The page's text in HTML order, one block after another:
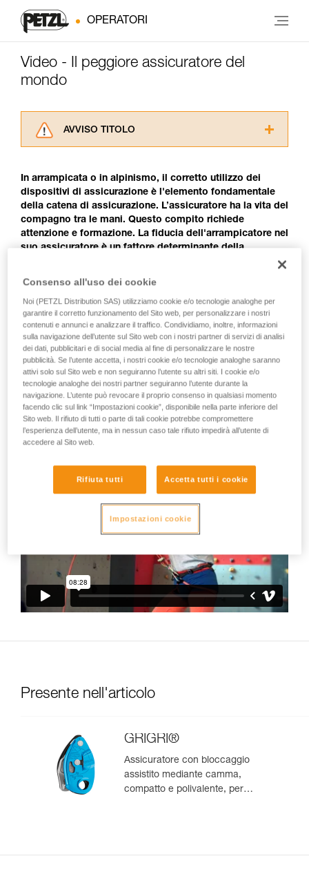
OPERATORI
Video - Il peggiore assicuratore del
mondo
AVVISO TITOLO
consultarlo. Dovete aver compreso le
informazioni dell’istruzione tecnica per poter
capire queste ulteriori informazioni.
La padronanza di queste tecniche richiede una
formazione ed un addestramento specifico.
sicurezza, prima di riprodurla autonomamente.
attività. Ne possono esistere altre che non
vengono qui descritte.
In arrampicata o in alpinismo, il corretto utilizzo dei
dispositivi di assicurazione è l'elemento fondamentale
della catena di assicurazione. L’assicuratore ha la vita del
compagno tra le mani. Questo compito richiede
attenzione e formazione. La fiducia dell'arrampicatore nel
suo assicuratore è un fattore determinante della
Il peggiore assicuratore del mondo
A comportamenti come questi possono essere esposti tutti
gli arrampicatori. Anche quando non sono così esagerati.
E se possiamo riderne, possiamo anche chiederci:
- A volte anch'io sono negato come lui?
- Se fossi io all'estremità della corda, ci sarebbe da ridere?
Presente nell'articolo
GRIGRI®
Assicuratore con bloccaggio
assistito mediante camma,
compatto e polivalente, per
Consenso all'uso dei cookie
Noi (PETZL Distribution SAS) utilizziamo cookie e/o tecnologie analoghe per
garantire il corretto funzionamento del Sito web, per personalizzare i nostri
contenuti e annunci e analizzare il traffico. Condividiamo, inoltre, informazioni
sulla navigazione dell’utente sul Sito web con i nostri partner di servizi di analisi
dei dati, pubblicitari e di social media al fine di personalizzare le nostre
pubblicità. Se l’utente accetta, i nostri cookie e/o tecnologie analoghe saranno
attivi solo sul Sito web e non seguiranno l’utente su altri siti. I cookie e/o
tecnologie analoghe dei nostri partner seguiranno l’utente durante la
navigazione. L’utente può revocare il proprio consenso in qualsiasi momento
facendo clic sul link “Impostazioni cookie”, disponibile nella parte inferiore del
Sito web. Il rifiuto di tutti o parte di tali cookie potrebbe compromettere
l’esperienza dell’utente, ma in nessun caso tale rifiuto impedirà all’utente di
accedere al Sito web.
Rifiuta tutti Accetta tutti i cookie
Impostazioni cookie